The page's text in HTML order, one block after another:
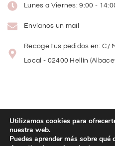
Lunes a Viernes: 9:00 -
Envíanos un mail
Recoge tus pedidos en: C/
Local - 02400 Hellín
Copyright©
Utilizamos cookies para
nuestra web.
Puedes aprender más sobre